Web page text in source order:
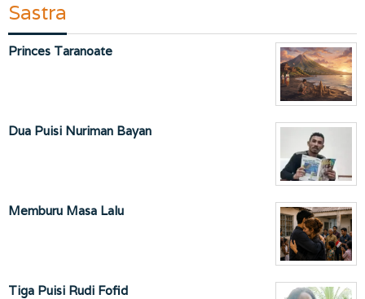
Sastra
Princes Taranoate
Dua Puisi Nuriman Bayan
Memburu Masa Lalu
Tiga Puisi Rudi Fofid